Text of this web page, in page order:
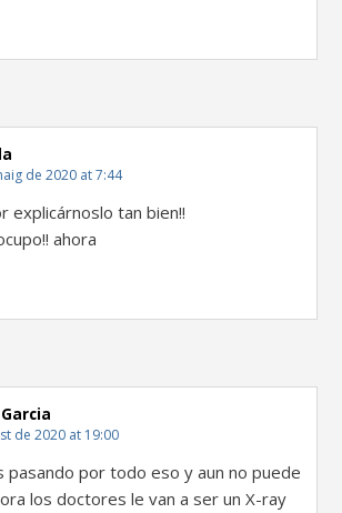
de 2020 at 7:44
explicárnoslo tan bien!!
ahora
de 2020 at 19:00
pasando por todo eso y aun no puede
los doctores le van a ser un X-ray